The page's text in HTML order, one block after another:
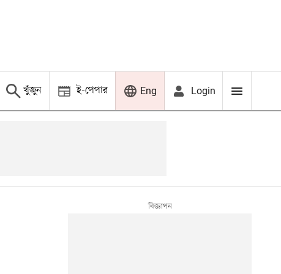
খুঁজুন ই-পেপার Eng Login